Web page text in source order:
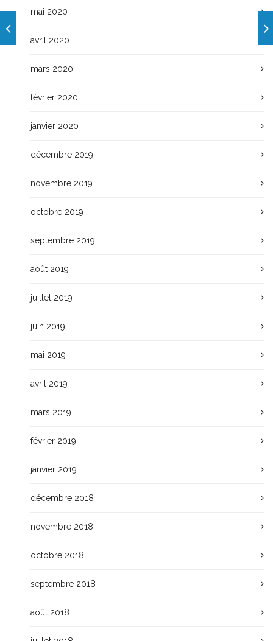
mai 2020
avril 2020
mars 2020
février 2020
janvier 2020
décembre 2019
novembre 2019
octobre 2019
septembre 2019
août 2019
juillet 2019
juin 2019
mai 2019
avril 2019
mars 2019
février 2019
janvier 2019
décembre 2018
novembre 2018
octobre 2018
septembre 2018
août 2018